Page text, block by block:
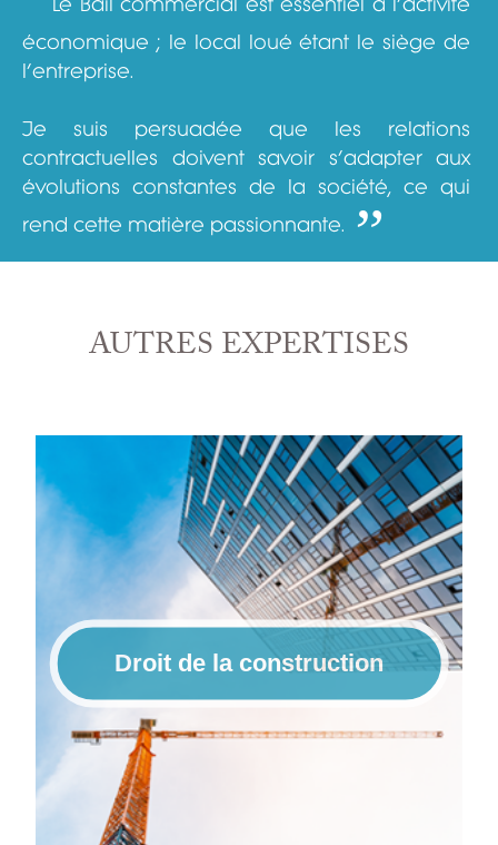
économique ; le local loué étant le siège de
l’entreprise.
Je suis persuadée que les relations
contractuelles doivent savoir s’adapter aux
évolutions constantes de la société, ce qui
rend cette matière passionnante. “
AUTRES EXPERTISES
Droit de la construction